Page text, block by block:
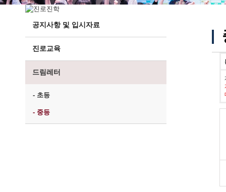
공지사항 및 입시자료
진로교육
드림레터
- 초등
- 중등